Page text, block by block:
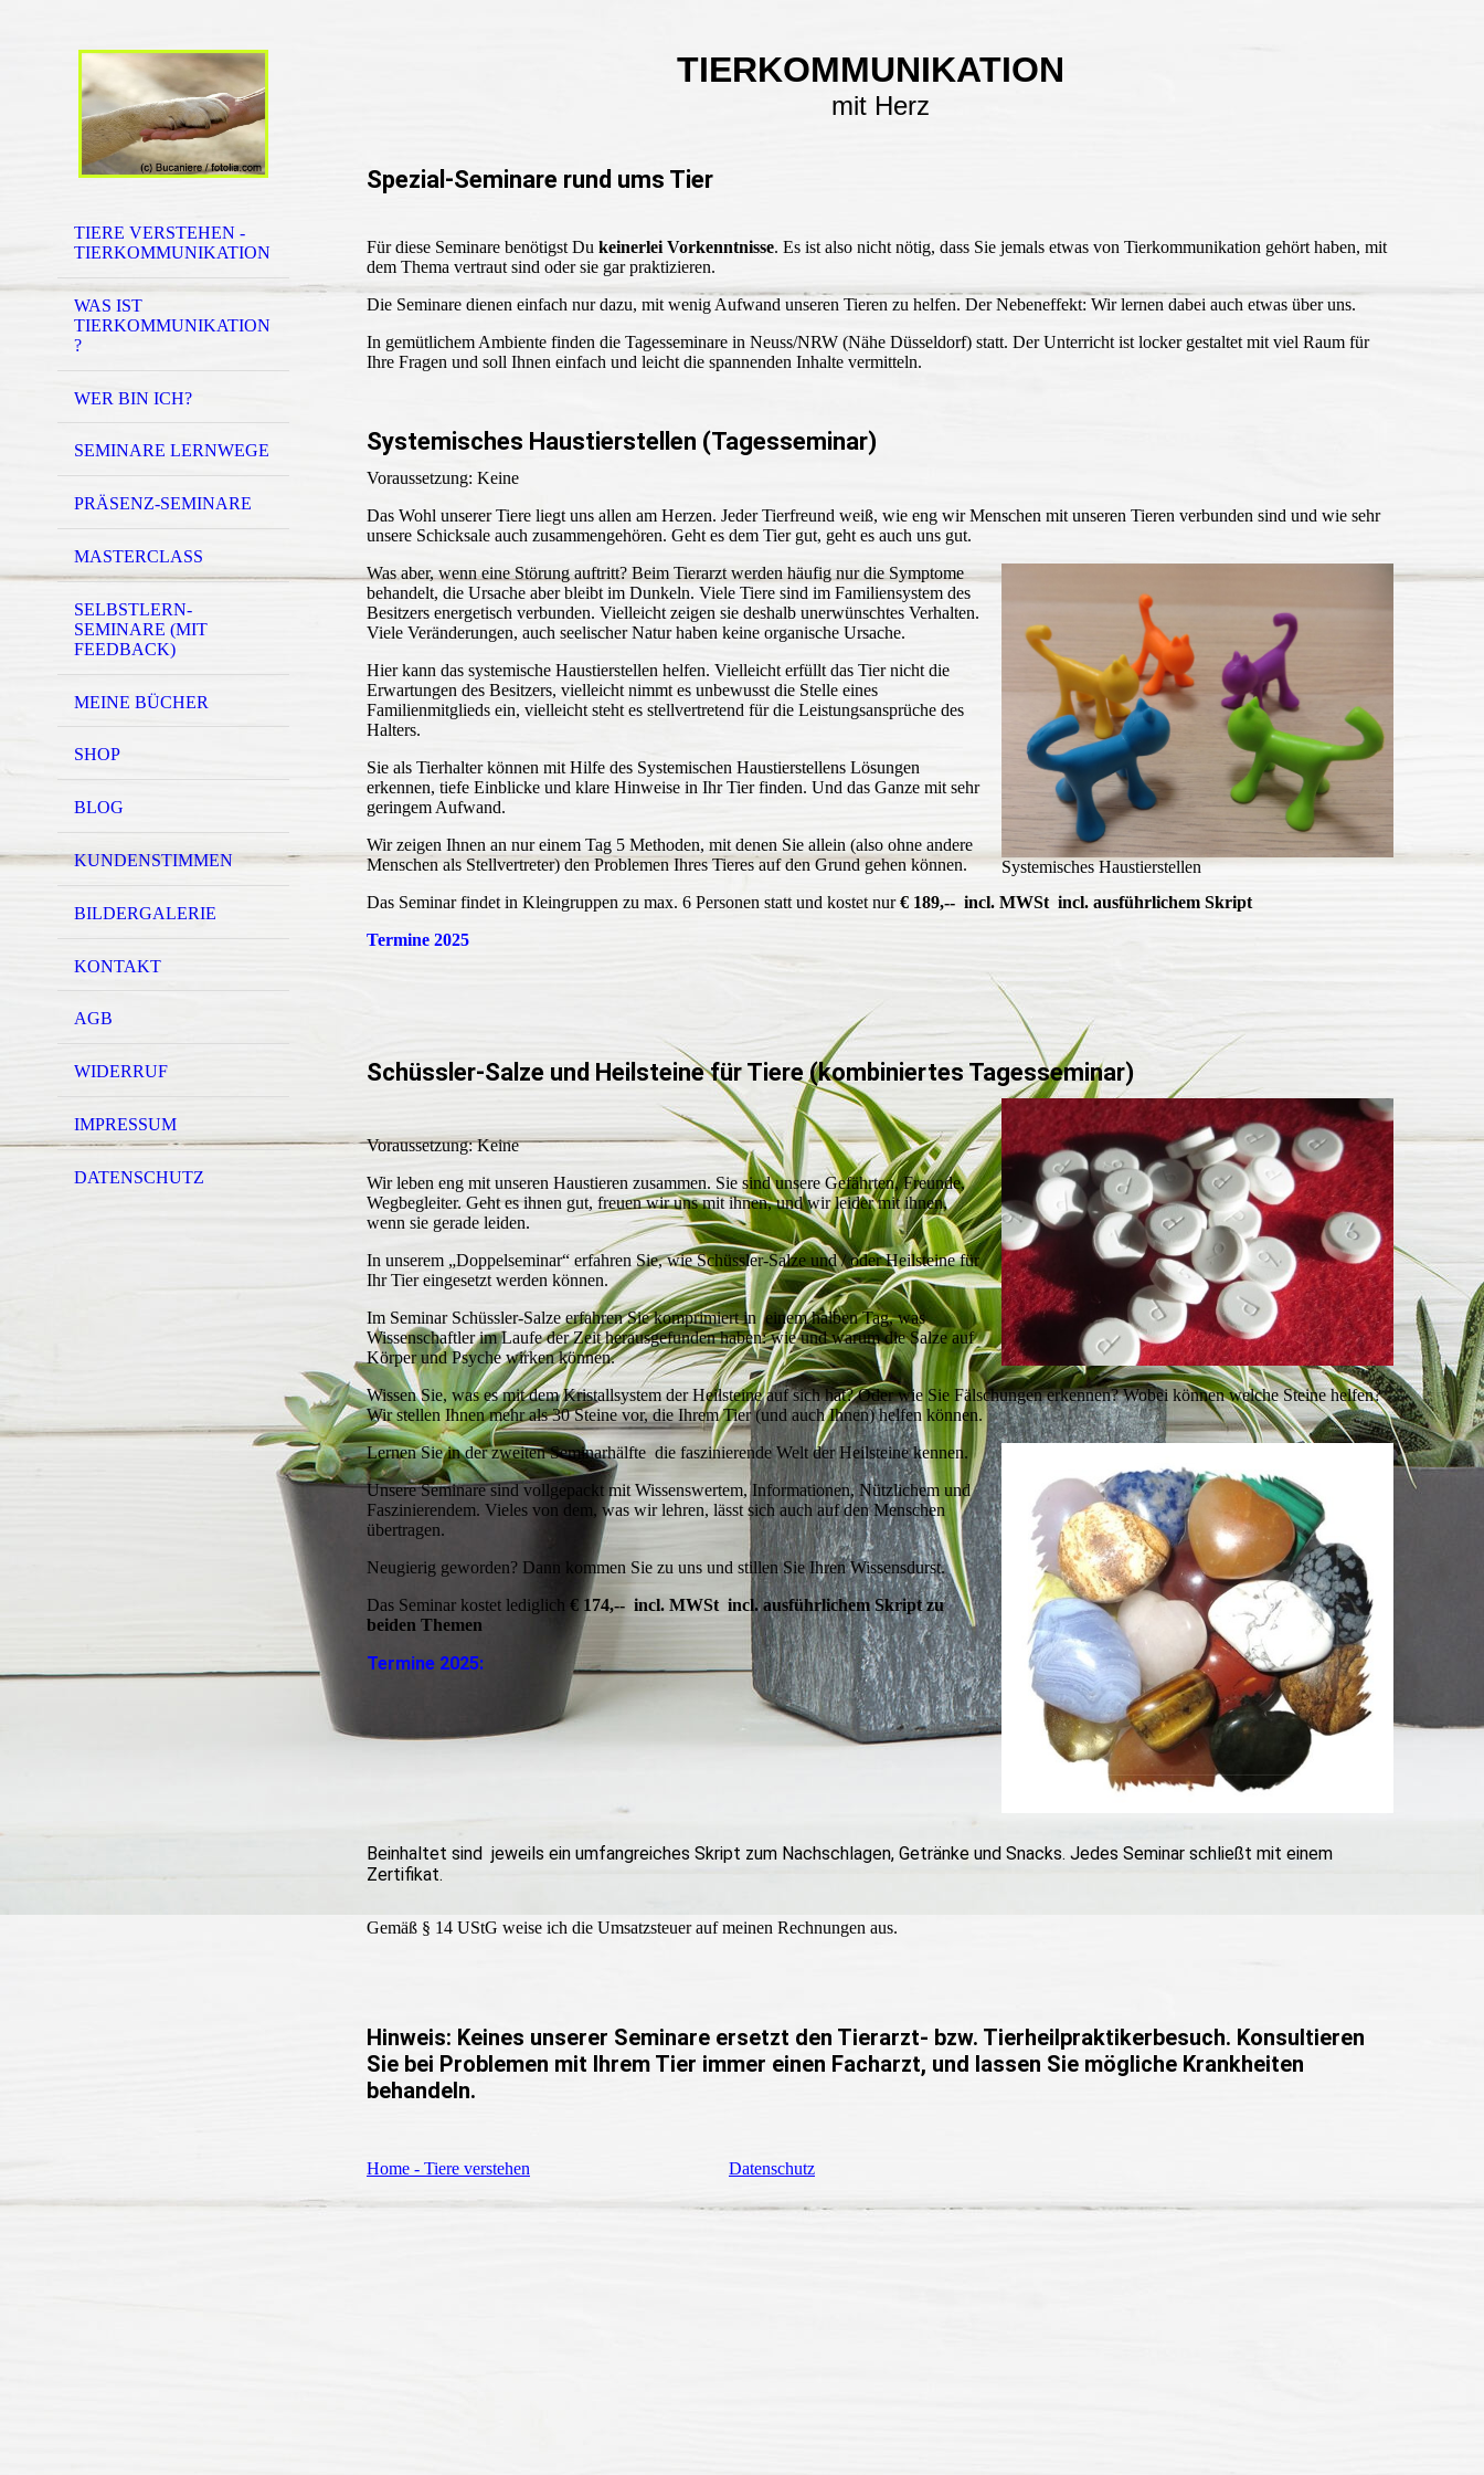
TIERE VERSTEHEN -
TIERKOMMUNIKATION
WAS IST
TIERKOMMUNIKATION
?
WER BIN ICH?
SEMINARE LERNWEGE
PRÄSENZ-SEMINARE
MASTERCLASS
SELBSTLERN-
SEMINARE (MIT
FEEDBACK)
MEINE BÜCHER
SHOP
BLOG
KUNDENSTIMMEN
BILDERGALERIE
KONTAKT
AGB
WIDERRUF
IMPRESSUM
DATENSCHUTZ
TIERKOMMUNIKATION
mit Herz
Spezial-Seminare rund ums Tier
Für diese Seminare benötigst Du keinerlei Vorkenntnisse. Es ist also nicht nötig, dass Sie jemals etwas von Tierkommunikation gehört haben, mit
dem Thema vertraut sind oder sie gar praktizieren.
Die Seminare dienen einfach nur dazu, mit wenig Aufwand unseren Tieren zu helfen. Der Nebeneffekt: Wir lernen dabei auch etwas über uns.
In gemütlichem Ambiente finden die Tagesseminare in Neuss/NRW (Nähe Düsseldorf) statt. Der Unterricht ist locker gestaltet mit viel Raum für
Ihre Fragen und soll Ihnen einfach und leicht die spannenden Inhalte vermitteln.
Systemisches Haustierstellen (Tagesseminar)
Voraussetzung: Keine
Das Wohl unserer Tiere liegt uns allen am Herzen. Jeder Tierfreund weiß, wie eng wir Menschen mit unseren Tieren verbunden sind und wie sehr
unsere Schicksale auch zusammengehören. Geht es dem Tier gut, geht es auch uns gut.
Systemisches Haustierstellen
Was aber, wenn eine Störung auftritt? Beim Tierarzt werden häufig nur die Symptome
behandelt, die Ursache aber bleibt im Dunkeln. Viele Tiere sind im Familiensystem des
Besitzers energetisch verbunden. Vielleicht zeigen sie deshalb unerwünschtes Verhalten.
Viele Veränderungen, auch seelischer Natur haben keine organische Ursache.
Hier kann das systemische Haustierstellen helfen. Vielleicht erfüllt das Tier nicht die
Erwartungen des Besitzers, vielleicht nimmt es unbewusst die Stelle eines
Familienmitglieds ein, vielleicht steht es stellvertretend für die Leistungsansprüche des
Halters.
Sie als Tierhalter können mit Hilfe des Systemischen Haustierstellens Lösungen
erkennen, tiefe Einblicke und klare Hinweise in Ihr Tier finden. Und das Ganze mit sehr
geringem Aufwand.
Wir zeigen Ihnen an nur einem Tag 5 Methoden, mit denen Sie allein (also ohne andere
Menschen als Stellvertreter) den Problemen Ihres Tieres auf den Grund gehen können.
Das Seminar findet in Kleingruppen zu max. 6 Personen statt und kostet nur€ 189,-- incl. MWSt incl. ausführlichem Skript
Termine 2025
Schüssler-Salze und Heilsteine für Tiere (kombiniertes Tagesseminar)
Voraussetzung: Keine
Wir leben eng mit unseren Haustieren zusammen. Sie sind unsere Gefährten, Freunde,
Wegbegleiter. Geht es ihnen gut, freuen wir uns mit ihnen, und wir leider mit ihnen,
wenn sie gerade leiden.
In unserem „Doppelseminar“ erfahren Sie, wie Schüssler-Salze und / oder Heilsteine für
Ihr Tier eingesetzt werden können.
Im Seminar Schüssler-Salze erfahren Sie komprimiert in einem halben Tag, was
Wissenschaftler im Laufe der Zeit herausgefunden haben: wie und warum die Salze auf
Körper und Psyche wirken können.
Wissen Sie, was es mit dem Kristallsystem der Heilsteine auf sich hat? Oder wie Sie Fälschungen erkennen? Wobei können welche Steine helfen?
Wir stellen Ihnen mehr als 30 Steine vor, die Ihrem Tier (und auch Ihnen) helfen können.
Lernen Sie in der zweiten Seminarhälfte die faszinierende Welt der Heilsteine kennen.
Unsere Seminare sind vollgepackt mit Wissenswertem, Informationen, Nützlichem und
Faszinierendem. Vieles von dem, was wir lehren, lässt sich auch auf den Menschen
übertragen.
Neugierig geworden? Dann kommen Sie zu uns und stillen Sie Ihren Wissensdurst.
Das Seminar kostet lediglich € 174,-- incl. MWSt incl. ausführlichem Skript zu
beiden Themen
Termine 2025:
Beinhaltet sind jeweils ein umfangreiches Skript zum Nachschlagen, Getränke und Snacks. Jedes Seminar schließt mit einem
Zertifikat.
Gemäß § 14 UStG weise ich die Umsatzsteuer auf meinen Rechnungen aus.
Hinweis: Keines unserer Seminare ersetzt den Tierarzt- bzw. Tierheilpraktikerbesuch. Konsultieren
Sie bei Problemen mit Ihrem Tier immer einen Facharzt, und lassen Sie mögliche Krankheiten
behandeln.
Home - Tiere verstehen Datenschutz